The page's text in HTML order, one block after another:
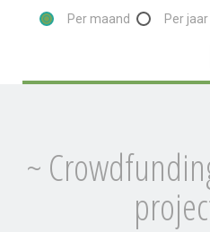
Per maand Per jaar
~